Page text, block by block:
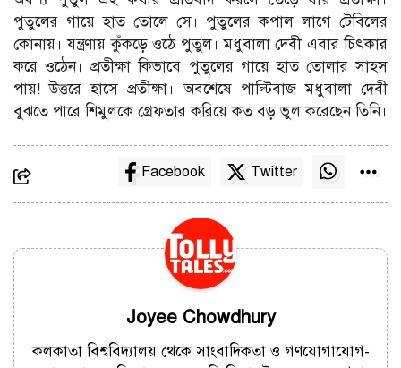
পুতুলের গায়ে হাত তোলে সে। পুতুলের কপাল লাগে টেবিলের
কোনায়। যন্ত্রণায় কুঁকড়ে ওঠে পুতুল। মধুবালা দেবী এবার চিৎকার
করে ওঠেন। প্রতীক্ষা কিভাবে পুতুলের গায়ে হাত তোলার সাহস
পায়! উত্তরে হাসে প্রতীক্ষা। অবশেষে পাল্টিবাজ মধুবালা দেবী
বুঝতে পারে শিমুলকে গ্রেফতার করিয়ে কত বড় ভুল করেছেন তিনি।
Facebook Twitter
Joyee Chowdhury
কলকাতা বিশ্ববিদ্যালয় থেকে সাংবাদিকতা ও গণযোগাযোগ-